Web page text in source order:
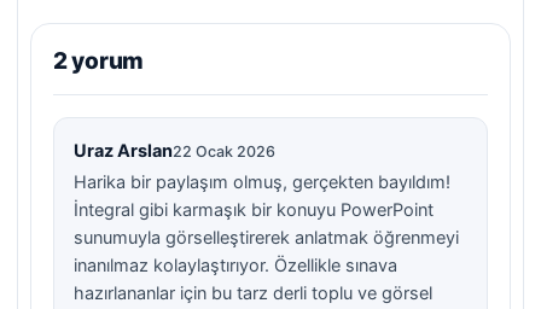
2 yorum
Uraz Arslan22 Ocak 2026
Harika bir paylaşım olmuş, gerçekten bayıldım!
İntegral gibi karmaşık bir konuyu PowerPoint
sunumuyla görselleştirerek anlatmak öğrenmeyi
inanılmaz kolaylaştırıyor. Özellikle sınava
hazırlananlar için bu tarz derli toplu ve görsel